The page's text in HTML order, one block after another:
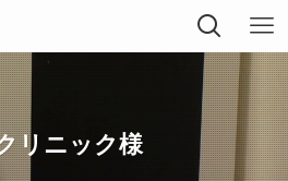
リニック様